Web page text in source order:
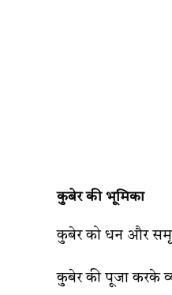
कुबेर की भूमिका
कुबेर को धन और
कुबेर की पूजा करके